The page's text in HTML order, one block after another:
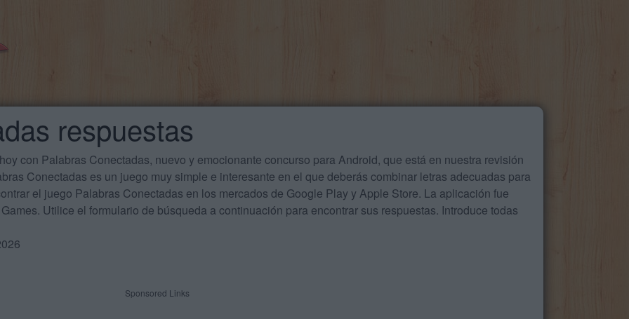
respuestas
con Palabras Conectadas, nuevo y emocionante concurso para Android, que está en nuestra revisión
Conectadas es un juego muy simple e interesante en el que deberás combinar letras adecuadas para
el juego Palabras Conectadas en los mercados de Google Play y Apple Store. La aplicación fue
Utilice el formulario de búsqueda a continuación para encontrar sus respuestas. Introduce todas
Sponsored Links